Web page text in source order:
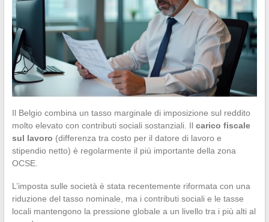
Il Belgio combina un tasso marginale di imposizione sul reddito
molto elevato con contributi sociali sostanziali. Il carico fiscale
sul lavoro (differenza tra costo per il datore di lavoro e
stipendio netto) è regolarmente il più importante della zona
OCSE.
L’imposta sulle società è stata recentemente riformata con una
riduzione del tasso nominale, ma i contributi sociali e le tasse
locali mantengono la pressione globale a un livello tra i più alti al